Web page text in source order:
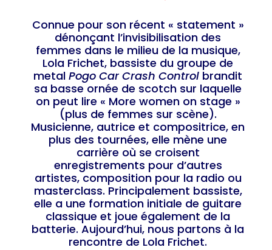
Connue pour son récent « statement »
dénonçant l’invisibilisation des
femmes dans le milieu de la musique,
Lola Frichet, bassiste du groupe de
metal Pogo Car Crash Control brandit
sa basse ornée de scotch sur laquelle
on peut lire « More women on stage »
(plus de femmes sur scène).
Musicienne, autrice et compositrice, en
plus des tournées, elle mène une
carrière où se croisent
enregistrements pour d’autres
artistes, composition pour la radio ou
masterclass. Principalement bassiste,
elle a une formation initiale de guitare
classique et joue également de la
batterie. Aujourd’hui, nous partons à la
rencontre de Lola Frichet.